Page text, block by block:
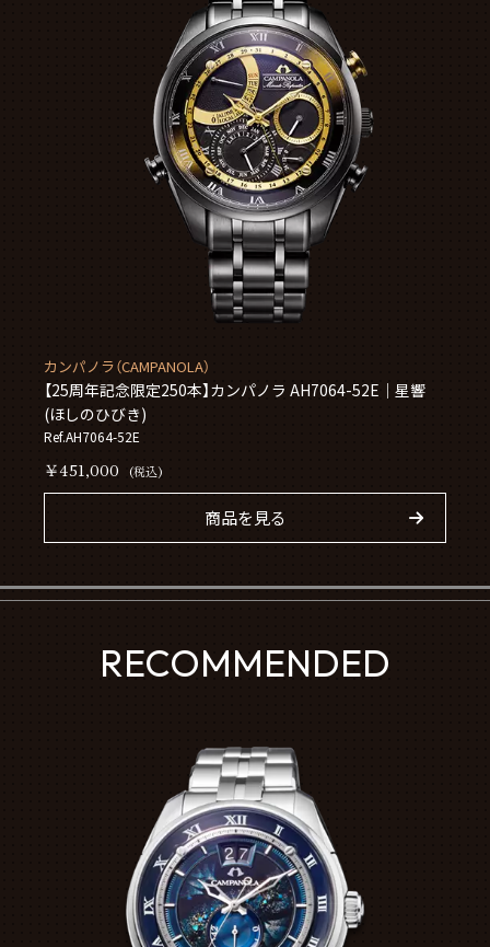
カンパノラ（CAMPANOLA）
【25周年記念限定250本】カンパノラ AH7064-52E｜星響
(ほしのひびき)
Ref.AH7064-52E
￥451,000 (税込)
商品を見る
RECOMMENDED